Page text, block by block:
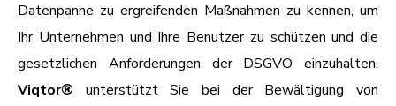
Datenpanne zu ergreifenden Maßnahmen zu kennen, um
Ihr Unternehmen und Ihre Benutzer zu schützen und die
gesetzlichen Anforderungen der DSGVO einzuhalten.
Viqtor® unterstützt Sie bei der Bewältigung von